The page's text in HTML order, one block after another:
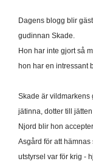
Dagens blogg blir
gudinnan Skade.
Hon har inte gjort så
hon har en intressant
Skade är vildmarkens
jätinna, dotter till
Njord blir hon
Asgård för att
utstyrsel var för krig -